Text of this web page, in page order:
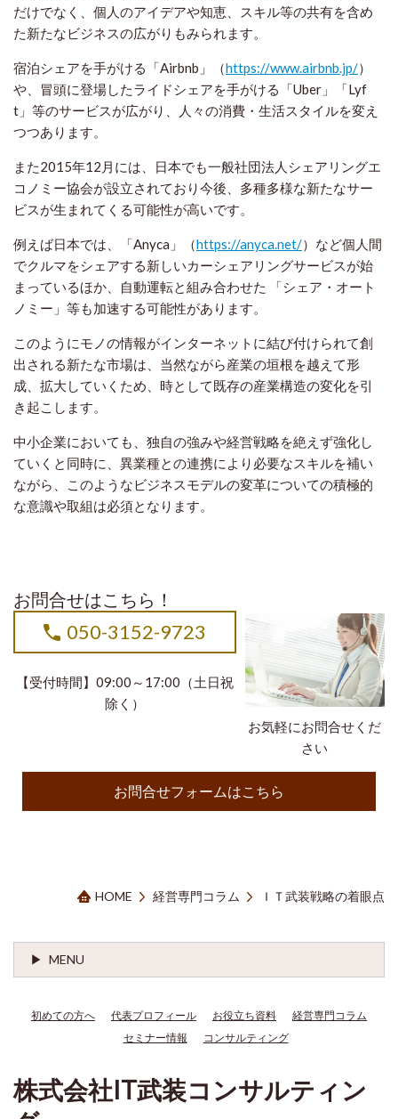
だけでなく、個人のアイデアや知恵、スキル等の共有を含め
た新たなビジネスの広がりもみられます。
宿泊シェアを手がける「Airbnb」（https://www.airbnb.jp/）
や、冒頭に登場したライドシェアを手がける「Uber」「Lyf
t」等のサービスが広がり、人々の消費・生活スタイルを変え
つつあります。
また2015年12月には、日本でも一般社団法人シェアリングエ
コノミー協会が設立されており今後、多種多様な新たなサー
ビスが生まれてくる可能性が高いです。
例えば日本では、「Anyca」（https://anyca.net/）など個人間
でクルマをシェアする新しいカーシェアリングサービスが始
まっているほか、自動運転と組み合わせた 「シェア・オート
ノミー」等も加速する可能性があります。
このようにモノの情報がインターネットに結び付けられて創
出される新たな市場は、当然ながら産業の垣根を越えて形
成、拡大していくため、時として既存の産業構造の変化を引
き起こします。
中小企業においても、独自の強みや経営戦略を絶えず強化し
ていくと同時に、異業種との連携により必要なスキルを補い
ながら、このようなビジネスモデルの変革についての積極的
な意識や取組は必須となります。
お問合せはこちら！
お気軽にお問合せくだ
さい
050-3152-9723
【受付時間】09:00～17:00（土日祝
除く）
お問合せフォームはこちら
HOME 経営専門コラム ＩＴ武装戦略の着眼点
MENU
初めての方へ 代表プロフィール お役立ち資料
経営専門コラム
セミナー情報
コンサルティング
株式会社IT武装コンサルティン